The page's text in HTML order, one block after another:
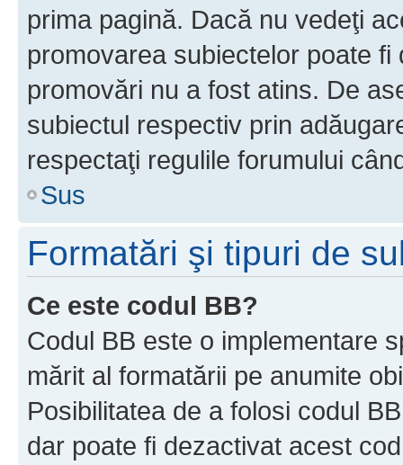
prima pagină. Dacă nu vedeţi
promovarea subiectelor poate
promovări nu a fost atins. De
subiectul respectiv prin
respectaţi regulile forumului
Sus
Formatări şi tipuri de
Ce este codul BB?
Codul BB este o implementare
mărit al formatării pe anumite
Posibilitatea de a folosi codul
dar poate fi dezactivat acest